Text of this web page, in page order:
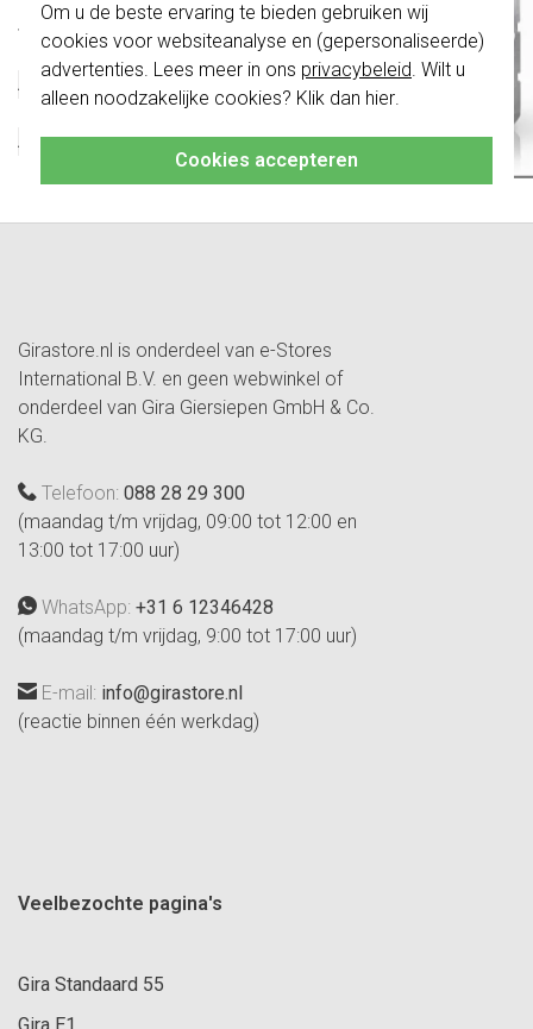
Om u de beste ervaring te bieden gebruiken wij
cookies voor websiteanalyse en (gepersonaliseerde)
advertenties. Lees meer in ons privacybeleid. Wilt u
alleen noodzakelijke cookies? Klik dan hier.
Cookies accepteren
Specificatie
Waarde
Kleur
Zwart
Afsluitbaar
Nee
Met klapdeksel
Nee
Afmetingen
VK50 / VK50
Nee
Girastore.nl is onderdeel van e-Stores
International B.V. en geen webwinkel of
onderdeel van Gira Giersiepen GmbH & Co.
KG.
Telefoon: 088 28 29 300
(maandag t/m vrijdag, 09:00 tot 12:00 en
13:00 tot 17:00 uur)
WhatsApp: +31 6 12346428
(maandag t/m vrijdag, 9:00 tot 17:00 uur)
E-mail: info@girastore.nl
(reactie binnen één werkdag)
Veelbezochte pagina's
Gira Standaard 55
schakelwippen zijn vernieuwd. Ze zijn
niette combineren met de schakelaars
van vóór augustus 2024.
Klik hiervoor meer informatie, zodat je